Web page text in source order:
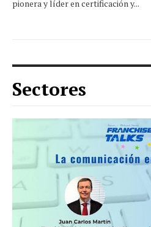
pionera y líder en certificación y...
Sectores